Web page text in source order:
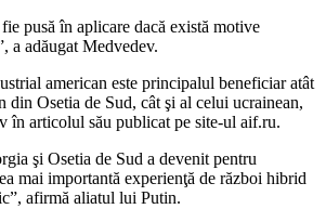
pusă în aplicare dacă există motive
a adăugat Medvedev.
american este principalul beneficiar atât
Osetia de Sud, cât şi al celui ucrainean,
în articolul său publicat pe site-ul aif.ru.
şi Osetia de Sud a devenit pentru
mai importantă experienţă de război hibrid
afirmă aliatul lui Putin.